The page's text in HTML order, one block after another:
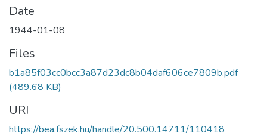
Date
1944-01-08
Files
b1a85f03cc0bcc3a87d23dc8b04daf606ce7809b.pdf
(489.68 KB)
URI
https://bea.fszek.hu/handle/20.500.14711/110418